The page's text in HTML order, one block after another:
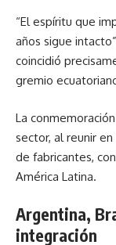
“El espíritu que
años sigue
coincidió
gremio
La
sector, al reunir
de fabricantes,
América Latina.
Argentina,
integración